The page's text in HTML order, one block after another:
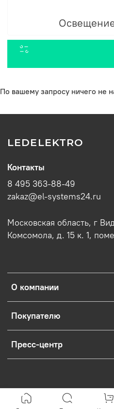
По вашему запросу ничего не
LEDELEKTRO
О компании
Покупателю
Пресс-центр
Контакты
8 495 363-88-49
zakaz@el-systems24.ru
Московская область, г
Комсомола, д. 15 к. 1,